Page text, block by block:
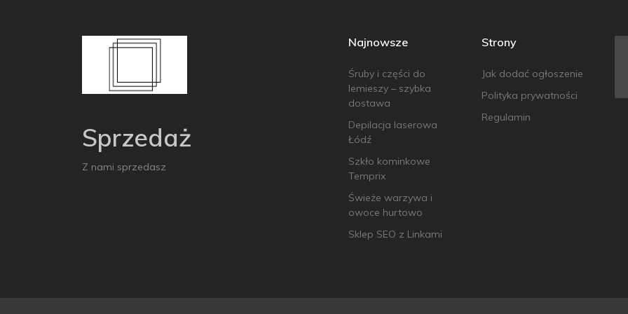
Sprzedaż
Z nami sprzedasz
Najnowsze
Śruby i części do
lemieszy – szybka
dostawa
Depilacja laserowa
Łódź
Szkło kominkowe
Temprix
Świeże warzywa i
owoce hurtowo
Sklep SEO z Linkami
Strony
Jak dodać ogłoszenie
Polityka prywatności
Regulamin